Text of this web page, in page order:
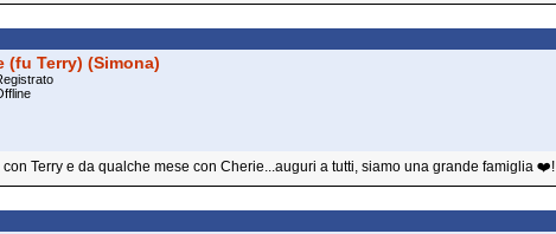
(fu Terry) (Simona)
Terry e da qualche mese con Cherie...auguri a tutti, siamo una grande famiglia ❤️!